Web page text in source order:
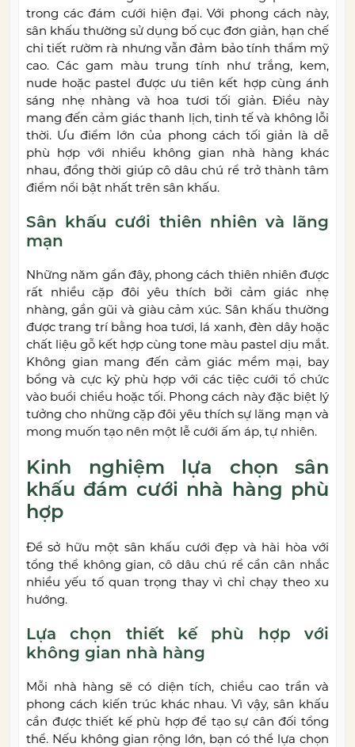
trong các đám cưới hiện đại. Với phong cách này,
sân khấu thường sử dụng bố cục đơn giản, hạn chế
chi tiết rườm rà nhưng vẫn đảm bảo tính thẩm mỹ
cao. Các gam màu trung tính như trắng, kem,
nude hoặc pastel được ưu tiên kết hợp cùng ánh
sáng nhẹ nhàng và hoa tươi tối giản. Điều này
mang đến cảm giác thanh lịch, tinh tế và không lỗi
thời. Ưu điểm lớn của phong cách tối giản là dễ
phù hợp với nhiều không gian nhà hàng khác
nhau, đồng thời giúp cô dâu chú rể trở thành tâm
điểm nổi bật nhất trên sân khấu.
Sân khấu cưới thiên nhiên và lãng
mạn
Những năm gần đây, phong cách thiên nhiên được
rất nhiều cặp đôi yêu thích bởi cảm giác nhẹ
nhàng, gần gũi và giàu cảm xúc. Sân khấu thường
được trang trí bằng hoa tươi, lá xanh, đèn dây hoặc
chất liệu gỗ kết hợp cùng tone màu pastel dịu mắt.
Không gian mang đến cảm giác mềm mại, bay
bổng và cực kỳ phù hợp với các tiệc cưới tổ chức
vào buổi chiều hoặc tối. Phong cách này đặc biệt lý
tưởng cho những cặp đôi yêu thích sự lãng mạn và
mong muốn tạo nên một lễ cưới ấm áp, tự nhiên.
Kinh nghiệm lựa chọn sân
khấu đám cưới nhà hàng phù
hợp
Để sở hữu một sân khấu cưới đẹp và hài hòa với
tổng thể không gian, cô dâu chú rể cần cân nhắc
nhiều yếu tố quan trọng thay vì chỉ chạy theo xu
hướng.
Lựa chọn thiết kế phù hợp với
không gian nhà hàng
Mỗi nhà hàng sẽ có diện tích, chiều cao trần và
phong cách kiến trúc khác nhau. Vì vậy, sân khấu
cần được thiết kế phù hợp để tạo sự cân đối tổng
thể. Nếu không gian rộng lớn, bạn có thể lựa chọn